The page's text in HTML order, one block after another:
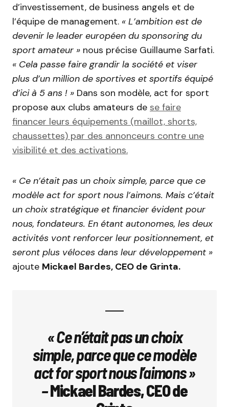
d’investissement, de business angels et de
l’équipe de management. « L’ambition est de
devenir le leader européen du sponsoring du
sport amateur » nous précise Guillaume Sarfati.
« Cela passe faire grandir la société et viser
plus d’un million de sportives et sportifs équipé
d’ici à 5 ans ! » Dans son modèle, act for sport
propose aux clubs amateurs de se faire
financer leurs équipements (maillot, shorts,
chaussettes) par des annonceurs contre une
visibilité et des activations.
« Ce n’était pas un choix simple, parce que ce
modèle act for sport nous l’aimons. Mais c’était
un choix stratégique et financier évident pour
nous, fondateurs. En étant autonomes, les deux
activités vont renforcer leur positionnement, et
seront plus véloces dans leur développement »
ajoute Mickael Bardes, CEO de Grinta.
« Ce n’était pas un choix
simple, parce que ce modèle
act for sport nous l’aimons »
–Mickael Bardes, CEO de